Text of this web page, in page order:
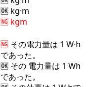
🆗 kg·m
🆖 kgm
🆖 その電力量は 1 W·h
であった。
🆗 その 電力量は 1 Wh
であった。